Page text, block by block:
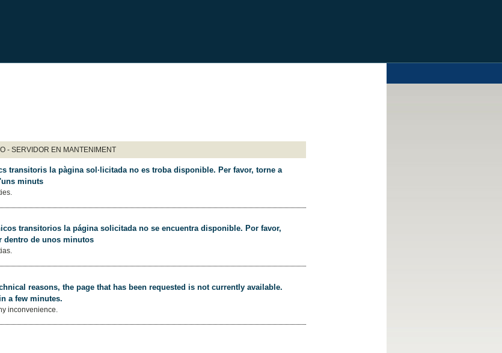
- SERVIDOR EN MANTENIMENT
transitoris la pàgina sol·licitada no es troba disponible. Per favor, torne a
minuts
transitorios la página solicitada no se encuentra disponible. Por favor,
dentro de unos minutos
reasons, the page that has been requested is not currently available.
a few minutes.
inconvenience.